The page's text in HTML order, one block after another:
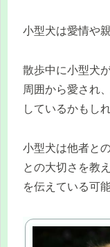
小型犬は愛情や
散歩中に小型犬
周囲から愛され
しているかもし
小型犬は他者と
との大切さを教
を伝えている可